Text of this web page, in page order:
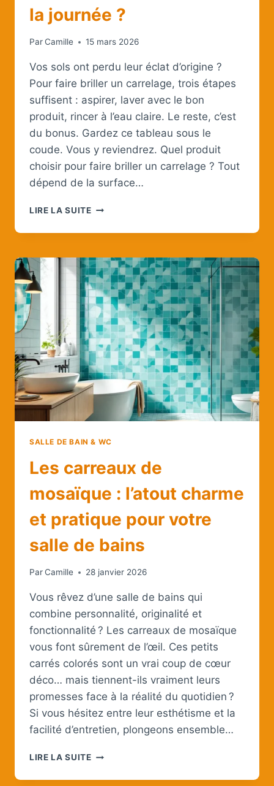
la journée ?
ParCamille 15 mars 2026
Vos sols ont perdu leur éclat d’origine ?
Pour faire briller un carrelage, trois étapes
suffisent : aspirer, laver avec le bon
produit, rincer à l’eau claire. Le reste, c’est
du bonus. Gardez ce tableau sous le
coude. Vous y reviendrez. Quel produit
choisir pour faire briller un carrelage ? Tout
dépend de la surface…
LIRE LA SUITECOMMENT
BRILLER
CARRELAGE
SANS
Y
PASSER
LA
JOURNÉE
?
SALLE DE BAIN & WC
Les carreaux de
mosaïque : l’atout charme
et pratique pour votre
salle de bains
ParCamille 28 janvier 2026
Vous rêvez d’une salle de bains qui
combine personnalité, originalité et
fonctionnalité ? Les carreaux de mosaïque
vous font sûrement de l’œil. Ces petits
carrés colorés sont un vrai coup de cœur
déco… mais tiennent-ils vraiment leurs
promesses face à la réalité du quotidien ?
Si vous hésitez entre leur esthétisme et la
facilité d’entretien, plongeons ensemble…
LIRE LA SUITELES
DE